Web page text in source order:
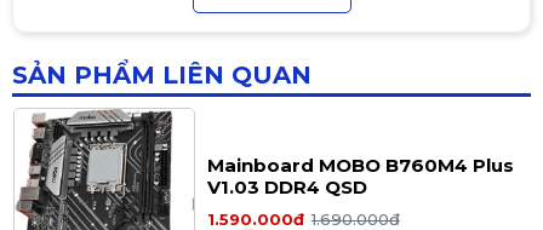
SẢN PHẨM LIÊN QUAN
500.000đ
Mainboard MOBO B760M4 Plus
V1.03 DDR4 QSD
1.590.000đ 1.690.000đ